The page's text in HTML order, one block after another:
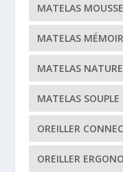
MATELAS MOUSSE
MATELAS
MATELAS
MATELAS SOUPLE
OREILLER
OREILLER